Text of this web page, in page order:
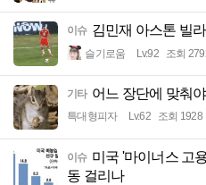
이슈 김민재 아스톤 빌
슬기로움 Lv.92 조회
기타 어느 장단에 맞춰
특대형피자 Lv.62 조회 1928
이슈 미국 '마이너스 고
동 걸리나